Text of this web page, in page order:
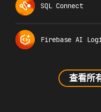
SQL Connect
Firebase AI
查看所